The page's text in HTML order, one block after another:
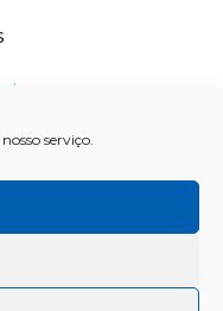
serviço.